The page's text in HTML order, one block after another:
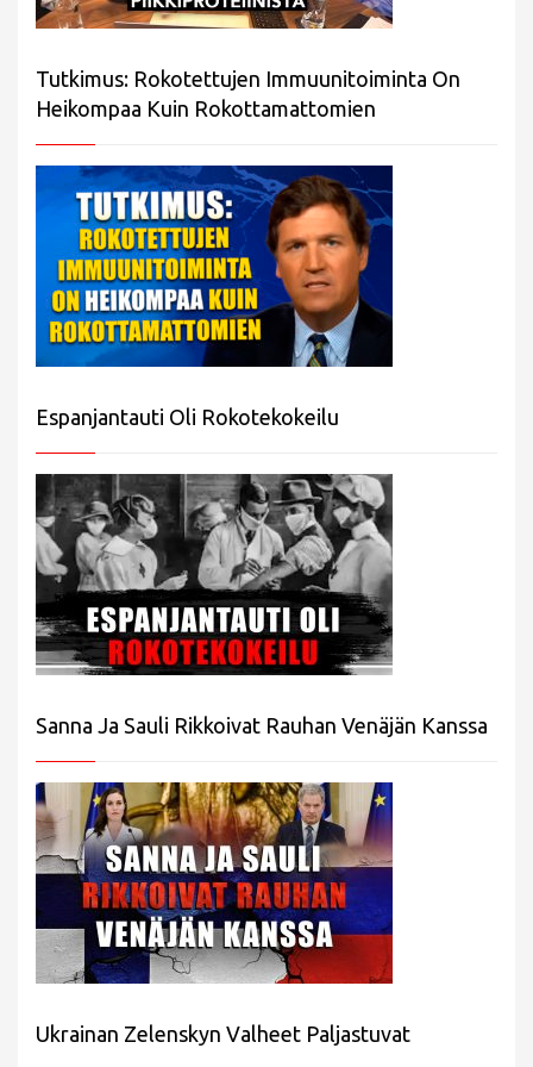
Tutkimus: Rokotettujen Immuunitoiminta On
Heikompaa Kuin Rokottamattomien
Espanjantauti Oli Rokotekokeilu
Sanna Ja Sauli Rikkoivat Rauhan Venäjän Kanssa
Ukrainan Zelenskyn Valheet Paljastuvat